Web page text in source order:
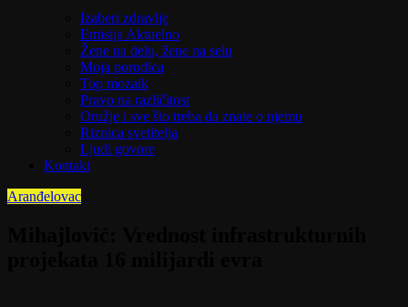
Izaberi zdravlje
Emisija Aktuelno
Žene na delu, žene na selu
Moja porodica
Top mozaik
Pravo na različitost
Oružje i sve što treba da znate o njemu
Riznica svetitelja
Ljudi govore
Kontakt
Aranđelovac